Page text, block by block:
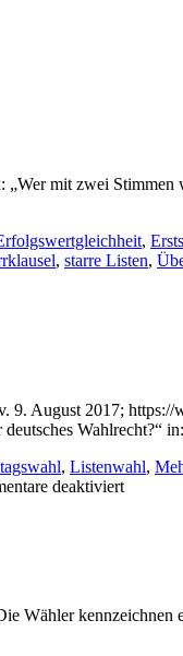
„Wer mit zwei
,
, starre Listen,
9. August 2017;
Wahlrecht?“
, Listenwahl,
deaktiviertfür
Wähler kennzeichnen